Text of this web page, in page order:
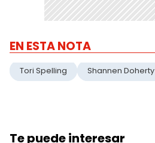
EN ESTA NOTA
Tori Spelling Shannen Doherty